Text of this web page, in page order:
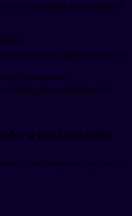
pedirle a alguien que salga contigo (en
rato (más informal, puede ser romántico
algo (suena casual)
alguien, llevarse bien desde el
a una invitación
es saber responder. Aquí van las